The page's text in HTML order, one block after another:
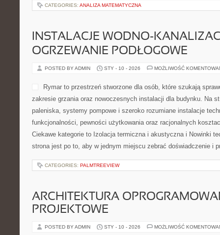
CATEGORIES: ANALIZA MATEMATYCZNA
INSTALACJE WODNO-
OGRZEWANIE PODŁOGOWE
POSTED BY ADMIN STY - 10 - 2026 MOŻLIWOŚĆ
Rymar to przestrzeń stworzone dla osób, które szukają
zakresie grzania oraz nowoczesnych instalacji dla budynku. Na
paleniska, systemy pompowe i szeroko rozumiane instalacje
funkcjonalności, pewności użytkowania oraz racjonalnych
Ciekawe kategorie to Izolacja termiczna i akustyczna i Nowinki
strona jest po to, aby w jednym miejscu zebrać doświadczenie i
CATEGORIES: PALMTREEVIEW
ARCHITEKTURA
PROJEKTOWE
POSTED BY ADMIN STY - 10 - 2026 MOŻLIWOŚĆ